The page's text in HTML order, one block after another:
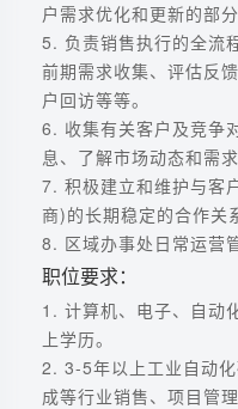
户需求优化和更新的部分
5. 负责销售执行的全流
前期需求收集、评估反
户回访等等。
6. 收集有关客户及竞争
息、了解市场动态和需求
7. 积极建立和维护与客
商)的长期稳定的合作关
8. 区域办事处日常运营
职位要求：
1. 计算机、电子、自动
上学历。
2. 3-5年以上工业自动
成等行业销售、项目管